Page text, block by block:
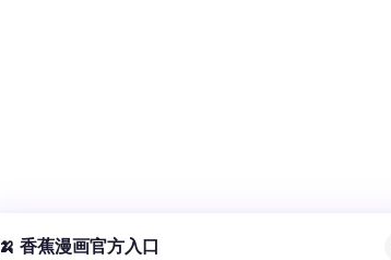
🍌 香蕉漫画官方入口